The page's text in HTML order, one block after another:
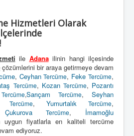
Hizmetleri Olarak
ile Adanailinin hangi ilçesinde
çözümlerini bir araya getirmeye devam
, CeyhanTercüme, FekeTercüme,
Tercüme, Kozan Tercüme, Pozantı
Tercüme,Sarıçam Tercüme, Seyhan
Tercüme, Yumurtalık Tercüme,
ÇukurovaTercüme, İmamoğlu
uygun fiyatlarla en kaliteli tercüme
ediyoruz.